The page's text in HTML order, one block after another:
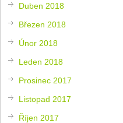
Duben 2018
Březen 2018
Únor 2018
Leden 2018
Prosinec 2017
Listopad 2017
Říjen 2017